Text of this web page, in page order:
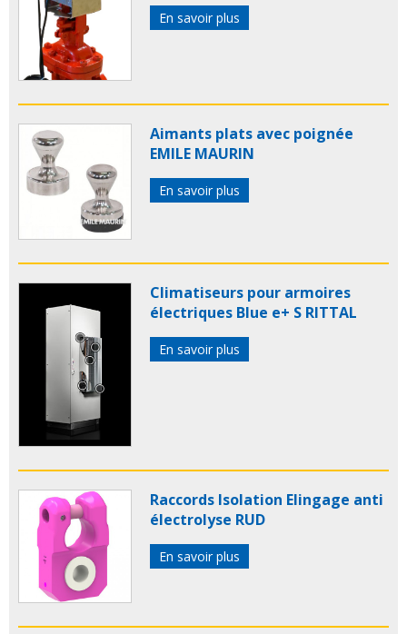
En savoir plus
Aimants plats avec poignée
EMILE MAURIN
En savoir plus
Climatiseurs pour armoires
électriques Blue e+ S RITTAL
En savoir plus
Raccords Isolation Elingage anti
électrolyse RUD
En savoir plus